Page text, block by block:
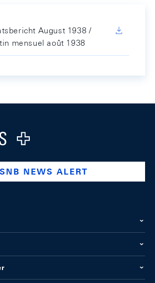
August 1938 /
mensuel août 1938
company/swiss-national-
www.youtube.com/@swissnationalbank
SNB NEWS ALERT